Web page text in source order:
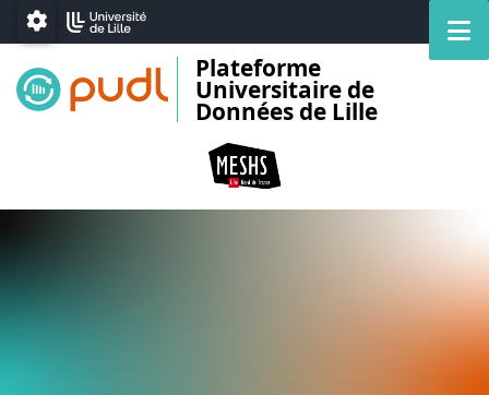
Accéder au menu principal
Accéder au contenu
Paramétrage
Plateforme
Universitaire de
Données de Lille